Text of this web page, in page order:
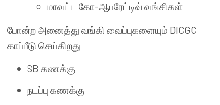
மாவட்ட கோ-ஆபரேட்டிவ் வங்கிகள்
போன்ற அனைத்து வங்கி வைப்புகளையும் DICGC
காப்பீடு செய்கிறது
SB கணக்கு
நடப்பு கணக்கு